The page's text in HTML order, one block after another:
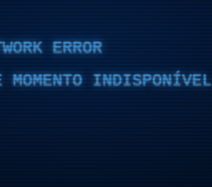
ERROR
MOMENTO INDISPONÍVEL